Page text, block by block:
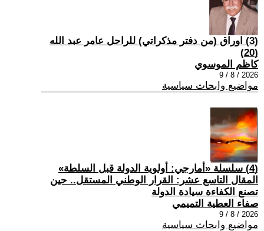
(3) اوراق (من دفتر مذكراتي) للراحل عامر عبد الله
(20)
كاظم الموسوي
2026 / 8 / 9
مواضيع وابحاث سياسية
(4) سلسلة «أمارجي: أولوية الدولة قبل السلطة»
المقال التاسع عشر: القرار الوطني المستقل.. حين
تصنع الكفاءة سيادة الدولة
صفاء العطية التميمي
2026 / 8 / 9
مواضيع وابحاث سياسية